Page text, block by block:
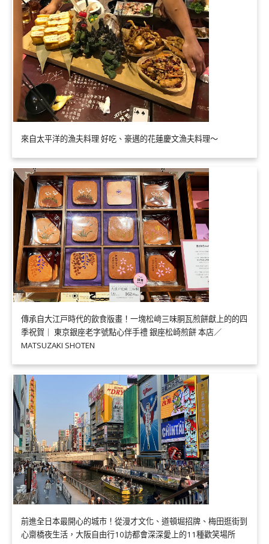
來自太平洋的漁夫料理 好吃、豪邁的花蓮慶文漁夫料理～
傳承自大江戸時代的飲食版畫！一塊松﨑三味胴瓦煎餅獻上的的四
季祝賀｜ 東京銀座老字號點心伴手禮 銀座松崎煎餅 本店／
MATSUZAKI SHOTEN
前進全日本最開心的城市！從漫才文化、道頓堀招牌、梅田逛街到
心齋橋夜生活，大阪自由行10訪都會深深愛上的11種歡笑場所